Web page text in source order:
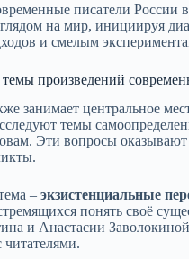
писатели
на мир, инициируя
и смелым
произведений
занимает центральное
темы
Эти вопросы оказывают
– экзистенциальные
понять своё
и Анастасии